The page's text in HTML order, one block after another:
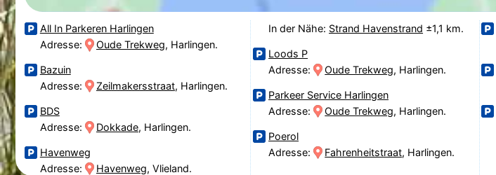
All In Parkeren Harlingen
Adresse:
Oude Trekweg, Harlingen.
Bazuin
Adresse:
Zeilmakersstraat, Harlingen.
BDS
Adresse:
Dokkade, Harlingen.
Havenweg
Adresse:
Havenweg, Vlieland.
In der Nähe: Strand Havenstrand ±1,1 km.
Loods P
Adresse:
Oude Trekweg, Harlingen.
Parkeer Service Harlingen
Adresse:
Oude Trekweg, Harlingen.
Poerol
Adresse:
Fahrenheitstraat, Harlingen.